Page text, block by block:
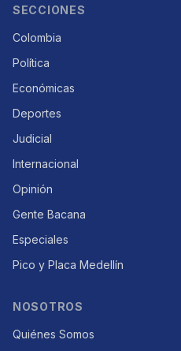
SECCIONES
Colombia
Política
Económicas
Deportes
Judicial
Internacional
Opinión
Gente Bacana
Especiales
Pico y Placa Medellín
NOSOTROS
Quiénes Somos